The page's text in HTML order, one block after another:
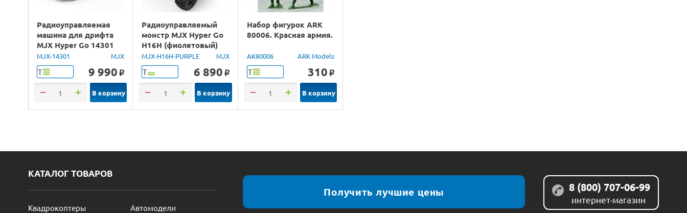
Радиоуправляемая
машина для дрифта
MJX Hyper Go 14301
Brushless 4WD 2.4G
LED 1/14 RTR
MJX-14301 MJX
Т 9 990 o
В корзину
Радиоуправляемый
монстр MJX Hyper Go
H16H (фиолетовый)
4WD 2.4G LED GPS
1/16 RTR
MJX-H16H-PURPLE MJX
Т 6 890 o
В корзину
Набор фигурок ARK
80006. Красная армия.
AK80006 ARK Models
Т 310 o
В корзину
КАТАЛОГ ТОВАРОВ
Квадрокоптеры
Автомодели
Получить лучшие цены 8 (800) 707-06-99
интернет-магазин